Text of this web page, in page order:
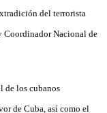
del terrorista
Coordinador Nacional de
de los cubanos
de Cuba, así como el